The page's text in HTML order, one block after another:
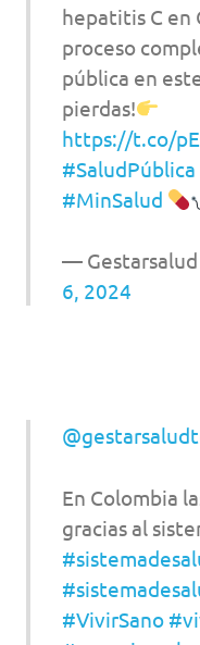
hepatitis C en
proceso
pública en
pierdas!
https://t.co/
#SaludPública
#MinSalud
— Gestarsalud
6, 2024
En Colombia
gracias al
#VivirSano